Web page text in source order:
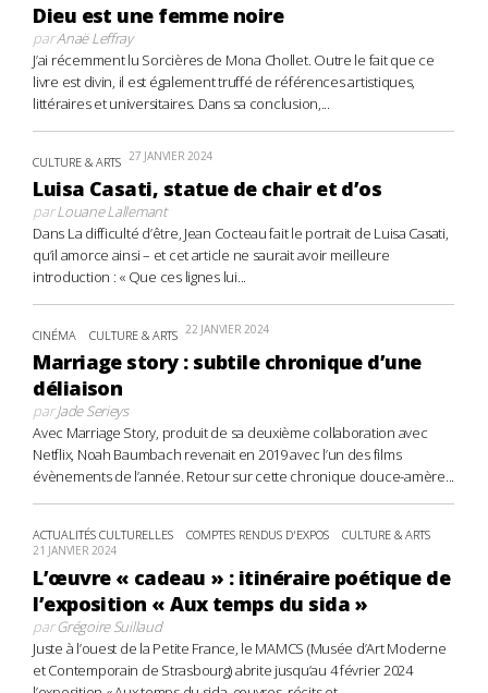
Dieu est une femme noire
parAnaë Leffray
J’ai récemment lu Sorcières de Mona Chollet. Outre le fait que ce
livre est divin, il est également truffé de références artistiques,
littéraires et universitaires. Dans sa conclusion,...
CULTURE & ARTS 27 JANVIER 2024
Luisa Casati, statue de chair et d’os
parLouane Lallemant
Dans La difficulté d’être, Jean Cocteau fait le portrait de Luisa Casati,
qu’il amorce ainsi – et cet article ne saurait avoir meilleure
introduction : « Que ces lignes lui...
CINÉMA CULTURE & ARTS 22 JANVIER 2024
Marriage story : subtile chronique d’une
déliaison
parJade Serieys
Avec Marriage Story, produit de sa deuxième collaboration avec
Netflix, Noah Baumbach revenait en 2019 avec l’un des films
évènements de l’année. Retour sur cette chronique douce-amère...
ACTUALITÉS CULTURELLES COMPTES RENDUS D'EXPOS CULTURE & ARTS
21 JANVIER 2024
L’œuvre « cadeau » : itinéraire poétique de
l’exposition « Aux temps du sida »
parGrégoire Suillaud
Juste à l’ouest de la Petite France, le MAMCS (Musée d’Art Moderne
et Contemporain de Strasbourg) abrite jusqu’au 4 février 2024